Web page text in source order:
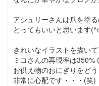
アシュリーさんは爪を塗
とってもいいと思います
きれいなイラストを描い
ミコさんの再現率は
お供え物のおにぎりをど
非常に心配です・・・(笑)